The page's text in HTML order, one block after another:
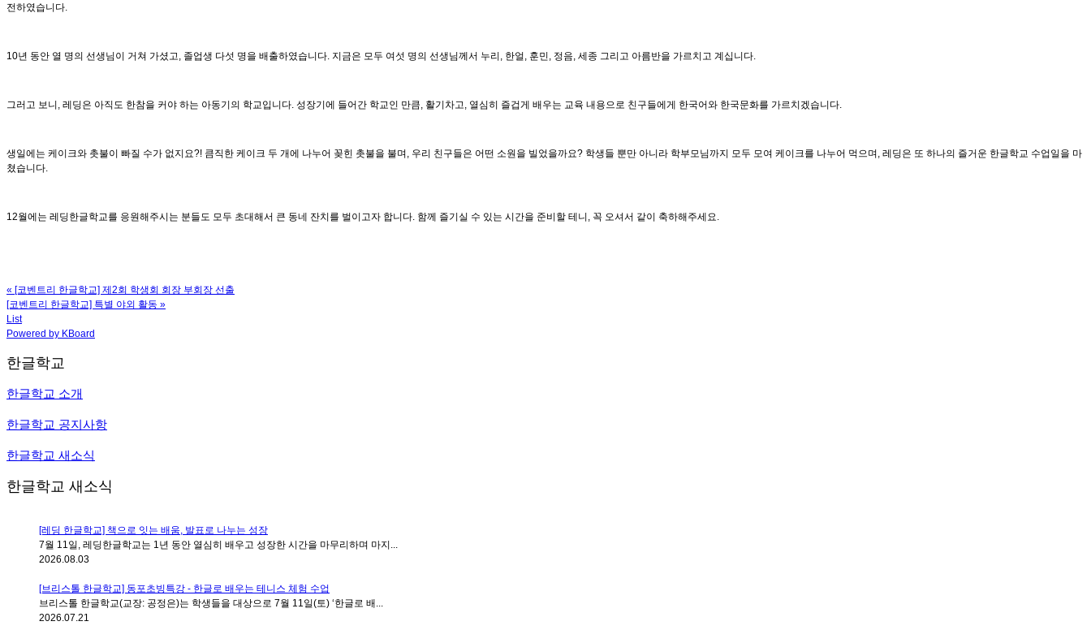
전하였습니다.
10년 동안 열 명의 선생님이 거쳐 가셨고, 졸업생 다섯 명을 배출하였습니다. 지금은 모두 여섯 명의 선생님께서 누리, 한얼, 훈민, 정음, 세종 그리고 아름반을 가르치고 계십니다.
그러고 보니, 레딩은 아직도 한참을 커야 하는 아동기의 학교입니다. 성장기에 들어간 학교인 만큼, 활기차고, 열심히 즐겁게 배우는 교육 내용으로 친구들에게 한국어와 한국문화를 가르치겠습니다.
생일에는 케이크와 촛불이 빠질 수가 없지요?! 큼직한 케이크 두 개에 나누어 꽂힌 촛불을 불며, 우리 친구들은 어떤 소원을 빌었을까요? 학생들 뿐만 아니라 학부모님까지 모두 모여 케이크를 나누어 먹으며, 레딩은 또 하나의 즐거운 한글학교 수업일을 마
쳤습니다.
12월에는 레딩한글학교를 응원해주시는 분들도 모두 초대해서 큰 동네 잔치를 벌이고자 합니다. 함께 즐기실 수 있는 시간을 준비할 테니, 꼭 오셔서 같이 축하해주세요.
« [코벤트리 한글학교] 제2회 학생회 회장 부회장 선출
[코벤트리 한글학교] 특별 야외 활동 »
List
Powered by KBoard
한글학교
한글학교 소개
한글학교 공지사항
한글학교 새소식
한글학교 새소식
[레딩 한글학교] 책으로 잇는 배움, 발표로 나누는 성장
7월 11일, 레딩한글학교는 1년 동안 열심히 배우고 성장한 시간을 마무리하며 마지...
2026.08.03
[브리스톨 한글학교] 동포초빙특강 - 한글로 배우는 테니스 체험 수업
브리스톨 한글학교(교장: 공정은)는 학생들을 대상으로 7월 11일(토) ‘한글로 배...
2026.07.21